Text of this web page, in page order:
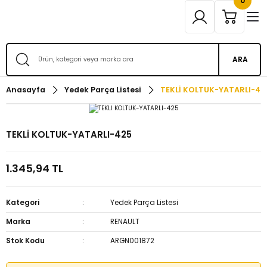
ARA
Anasayfa Yedek Parça Listesi TEKLİ KOLTUK-YATARLI-
TEKLİ KOLTUK-YATARLI-425
1.345,94 TL
Kategori
Yedek Parça Listesi
Marka
RENAULT
Stok Kodu
ARGN001872